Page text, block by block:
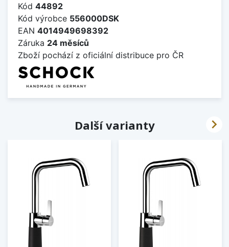
Kód 44892
Kód výrobce 556000DSK
EAN 4014949698392
Záruka 24 měsíců
Zboží pochází z oficiální distribuce pro ČR
Další varianty 